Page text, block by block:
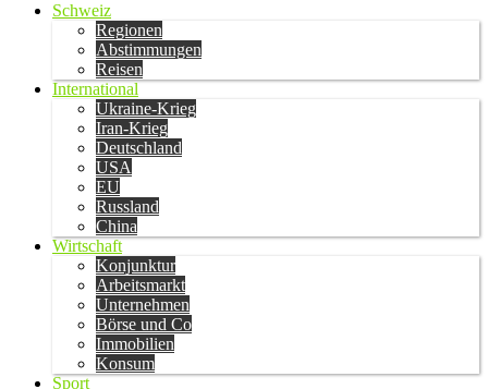
Schweiz
Regionen
Abstimmungen
Reisen
International
Ukraine-Krieg
Iran-Krieg
Deutschland
USA
EU
Russland
China
Wirtschaft
Konjunktur
Arbeitsmarkt
Unternehmen
Börse und Co
Immobilien
Konsum
Sport